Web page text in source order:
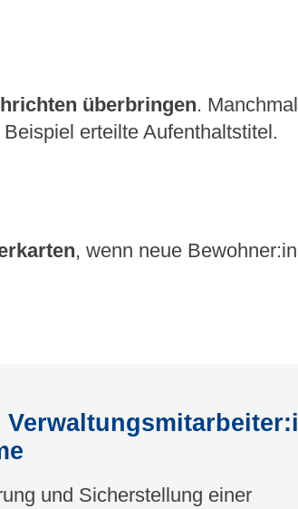
überbringen.
erteilte Aufenthaltstitel.
, wenn neue
und Sicherstellung einer